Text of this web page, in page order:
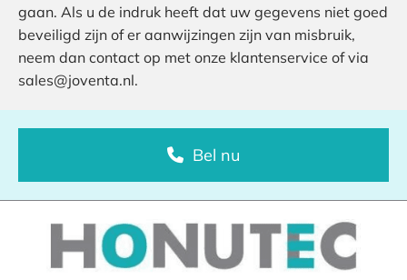
gaan. Als u de indruk heeft dat uw gegevens niet goed
beveiligd zijn of er aanwijzingen zijn van misbruik,
neem dan contact op met onze klantenservice of via
sales@joventa.nl.
Bel nu